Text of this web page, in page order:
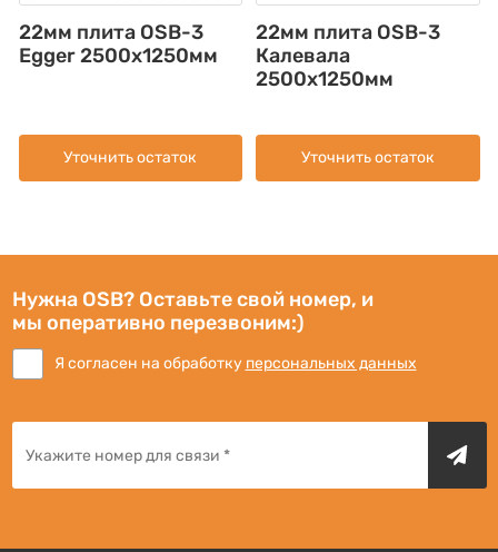
22мм плита OSB-3
Egger 2500х1250мм
Уточнить остаток
22мм плита OSB-3
Калевала
2500х1250мм
Уточнить остаток
Нужна OSB? Оставьте свой номер, и
мы оперативно перезвоним:)
Я согласен на обработку персональных данных